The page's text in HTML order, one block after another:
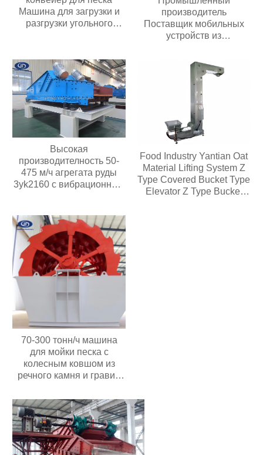
Машина для загрузки и
разгрузки угольного
конвейер Для зерна
Цемента пищевых
продуктов
производитель
Поставщик мобильных
устройств из
Электрический
полиуретановый
антистатический
регулятор скорости,
Новый игрушечный
пластиковый конвейер
Высокая
производителность 50-
475 м/ч агрегата руды
3yk2160 с вибрационным
двигателя 30 кВт с 3
палубами
Food Industry Yantian Oat
Material Lifting System Z
Type Covered Bucket Type
Elevator Z Type Bucket
70-300 тонн/ч машина
для мойки песка с
колесным ковшом из
речного камня и гравия
высокой
производительностью
Цена в Индонезии